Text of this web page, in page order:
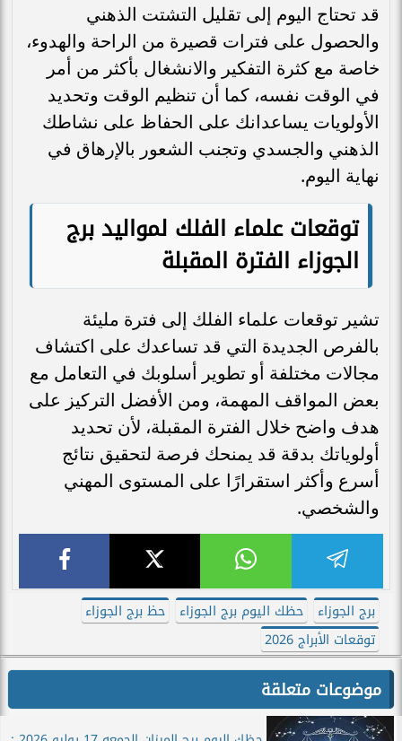
قد تحتاج اليوم إلى تقليل التشتت الذهني
والحصول على فترات قصيرة من الراحة والهدوء،
خاصة مع كثرة التفكير والانشغال بأكثر من أمر
في الوقت نفسه، كما أن تنظيم الوقت وتحديد
الأولويات يساعدانك على الحفاظ على نشاطك
الذهني والجسدي وتجنب الشعور بالإرهاق في
نهاية اليوم.
توقعات علماء الفلك لمواليد برج
الجوزاء الفترة المقبلة
تشير توقعات علماء الفلك إلى فترة مليئة
بالفرص الجديدة التي قد تساعدك على اكتشاف
مجالات مختلفة أو تطوير أسلوبك في التعامل مع
بعض المواقف المهمة، ومن الأفضل التركيز على
هدف واضح خلال الفترة المقبلة، لأن تحديد
أولوياتك بدقة قد يمنحك فرصة لتحقيق نتائج
أسرع وأكثر استقرارًا على المستوى المهني
والشخصي.
برج الجوزاء حظك اليوم برج الجوزاء
حظ برج الجوزاء
توقعات الأبراج 2026
موضوعات متعلقة